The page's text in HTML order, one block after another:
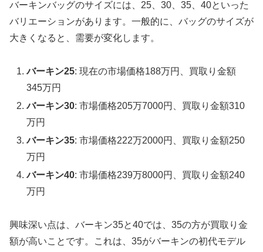
バーキンバッグのサイズには、25、30、35、40といった
バリエーションがあります。一般的に、バッグのサイズが
大きくなると、需要が変化します。
バーキン25: 現在の市場価格188万円、買取り金額
345万円
バーキン30: 市場価格205万7000円、買取り金額310
万円
バーキン35: 市場価格222万2000円、買取り金額250
万円
バーキン40: 市場価格239万8000円、買取り金額240
万円
興味深い点は、バーキン35と40では、35の方が買取り金
額が高いことです。これは、35がバーキンの初代モデル